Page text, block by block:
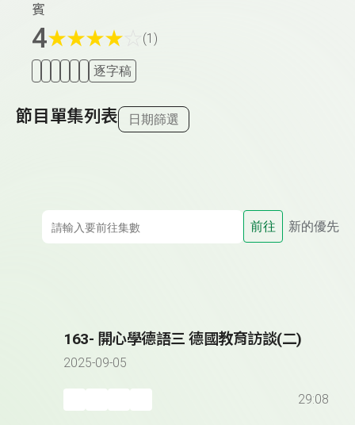
賓
4★★★★ (1)
逐字稿
節目單集列表 日期篩選
前往 新的優先
163- 開心學德語三 德國教育訪談(二)
2025-09-05
29:08